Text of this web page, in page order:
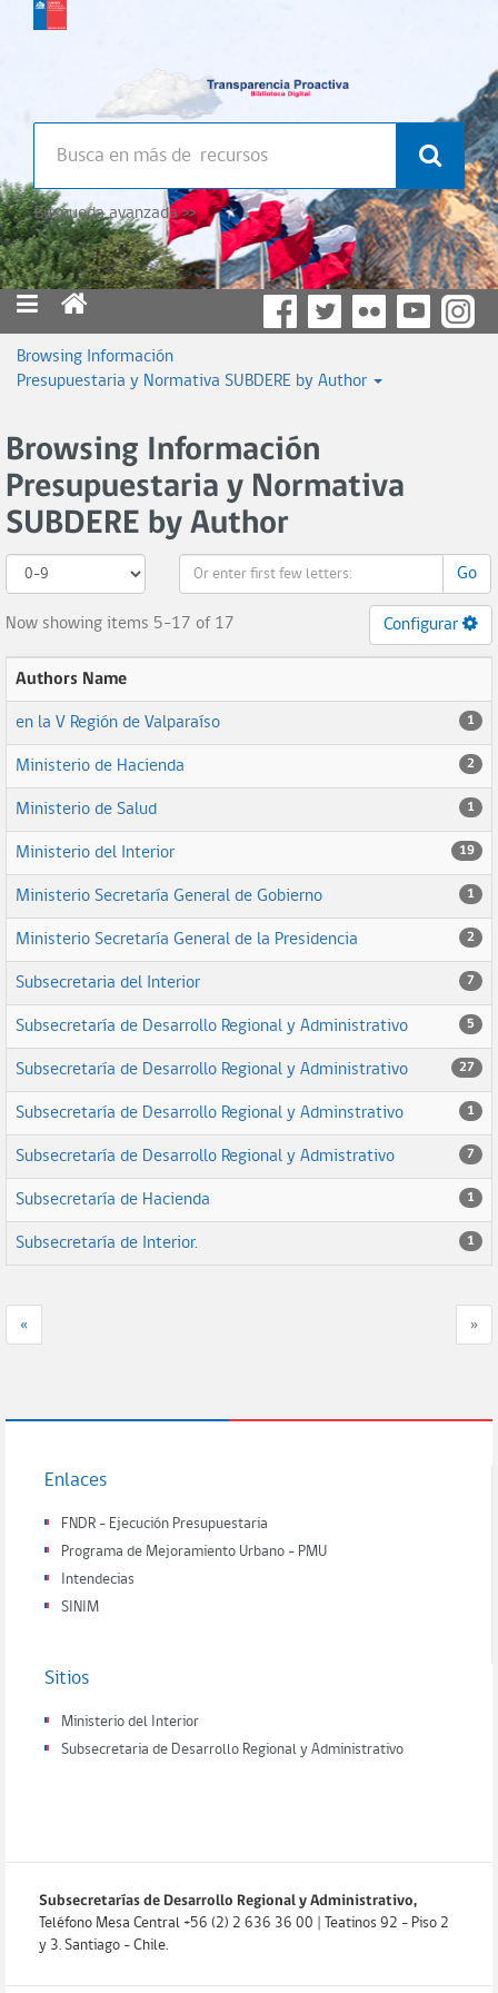
Búsqueda avanzada >>
Browsing Información
Presupuestaria y Normativa SUBDERE by Author
Browsing Información
Presupuestaria y Normativa
SUBDERE by Author
Go
Now showing items 5-17 of 17 Configurar
Authors Name
en la V Región de Valparaíso 1
Ministerio de Hacienda 2
Ministerio de Salud 1
Ministerio del Interior 19
Ministerio Secretaría General de Gobierno 1
Ministerio Secretaría General de la Presidencia 2
Subsecretaria del Interior 7
Subsecretaría de Desarrollo Regional y Administrativo 5
Subsecretaría de Desarrollo Regional y Administrativo 27
Subsecretaría de Desarrollo Regional y Adminstrativo 1
Subsecretaría de Desarrollo Regional y Admistrativo 7
Subsecretaría de Hacienda 1
Subsecretaría de Interior. 1
« »
Enlaces
FNDR - Ejecución Presupuestaria
Programa de Mejoramiento Urbano - PMU
Intendecias
SINIM
Sitios
Ministerio del Interior
Subsecretaria de Desarrollo Regional y Administrativo
Subsecretarías de Desarrollo Regional y Administrativo,
Teléfono Mesa Central +56 (2) 2 636 36 00 | Teatinos 92 - Piso 2
y 3. Santiago - Chile.